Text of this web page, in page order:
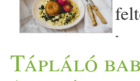
ment az
a Facebook-
Tápláló